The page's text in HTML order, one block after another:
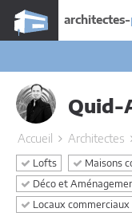
architectes-
Quid-
Accueil Architectes
Lofts
Maisons
Déco et
Locaux commerciaux